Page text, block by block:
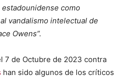
como
vandalismo intelectual de
Owens”.
7 de Octubre de 2023 contra
han sido algunos de los críticos